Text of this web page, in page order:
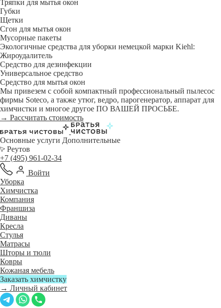
Тряпки для мытья окон
Губки
Щетки
Сгон для мытья окон
Мусорные пакеты
Экологичные средства для уборки немецкой марки Kiehl:
Жироудалитель
Средство для дезинфекции
Универсальное средство
Средство для мытья окон
Мы привезем с собой компактный профессиональный пылесос
фирмы Soteco, а также утюг, ведро, парогенератор, аппарат для
химчистки и многое другое ПО ВАШЕЙ ПРОСЬБЕ.
→ Рассчитать стоимость
Основные услуги Дополнительные
Реутов
+7 (495) 961-02-34
Войти
Уборка
Химчистка
Компания
Франшиза
Диваны
Кресла
Стулья
Матрасы
Шторы и тюли
Ковры
Кожаная мебель
Заказать химчистку
→ Личный кабинет